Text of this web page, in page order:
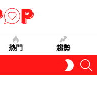
熱門 趨勢
SKIN